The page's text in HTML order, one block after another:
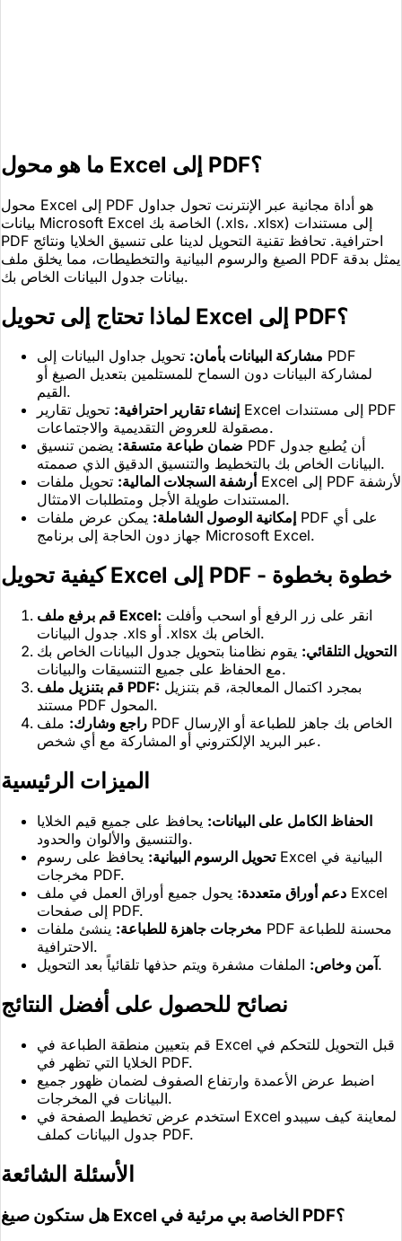
ما هو محول Excel إلى PDF؟
محول Excel إلى PDF هو أداة مجانية عبر الإنترنت تحول جداول
بيانات Microsoft Excel الخاصة بك (.xls، .xlsx) إلى مستندات
PDF احترافية. تحافظ تقنية التحويل لدينا على تنسيق الخلايا ونتائج
الصيغ والرسوم البيانية والتخطيطات، مما يخلق ملف PDF يمثل بدقة
بيانات جدول البيانات الخاص بك.
لماذا تحتاج إلى تحويل Excel إلى PDF؟
مشاركة البيانات بأمان: تحويل جداول البيانات إلى PDF
لمشاركة البيانات دون السماح للمستلمين بتعديل الصيغ أو
القيم.
إنشاء تقارير احترافية: تحويل تقارير Excel إلى مستندات PDF
مصقولة للعروض التقديمية والاجتماعات.
ضمان طباعة متسقة: يضمن تنسيق PDF أن يُطبع جدول
البيانات الخاص بك بالتخطيط والتنسيق الدقيق الذي صممته.
أرشفة السجلات المالية: تحويل ملفات Excel إلى PDF لأرشفة
المستندات طويلة الأجل ومتطلبات الامتثال.
إمكانية الوصول الشاملة: يمكن عرض ملفات PDF على أي
جهاز دون الحاجة إلى برنامج Microsoft Excel.
كيفية تحويل Excel إلى PDF - خطوة بخطوة
قم برفع ملف Excel:
جدول البيانات .xls أو .xlsx الخاص بك.
التحويل التلقائي: يقوم نظامنا بتحويل جدول البيانات الخاص بك
مع الحفاظ على جميع التنسيقات والبيانات.
قم بتنزيل ملف PDF:
مستند PDF المحول.
راجع وشارك: ملف PDF الخاص بك جاهز للطباعة أو الإرسال
عبر البريد الإلكتروني أو المشاركة مع أي شخص.
الميزات الرئيسية
الحفاظ الكامل على البيانات: يحافظ على جميع قيم الخلايا
والتنسيق والألوان والحدود.
تحويل الرسوم البيانية: يحافظ على رسوم Excel البيانية في
مخرجات PDF.
دعم أوراق متعددة: يحول جميع أوراق العمل في ملف Excel
إلى صفحات PDF.
مخرجات جاهزة للطباعة: ينشئ ملفات PDF محسنة للطباعة
الاحترافية.
آمن وخاص:الملفات مشفرة ويتم حذفها تلقائياً بعد التحويل.
نصائح للحصول على أفضل النتائج
قم بتعيين منطقة الطباعة في Excel قبل التحويل للتحكم في
الخلايا التي تظهر في PDF.
اضبط عرض الأعمدة وارتفاع الصفوف لضمان ظهور جميع
البيانات في المخرجات.
استخدم عرض تخطيط الصفحة في Excel لمعاينة كيف سيبدو
جدول البيانات كملف PDF.
الأسئلة الشائعة
هل ستكون صيغ Excel الخاصة بي مرئية في PDF؟